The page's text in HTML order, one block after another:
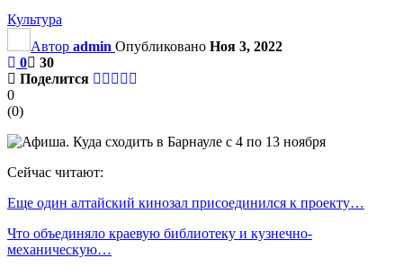
Культура
Автор admin Опубликовано Ноя 3, 2022
0
30
Поделится
0
(0)
Сейчас читают:
Еще один алтайский кинозал присоединился к проекту…
Что объединяло краевую библиотеку и кузнечно-
механическую…